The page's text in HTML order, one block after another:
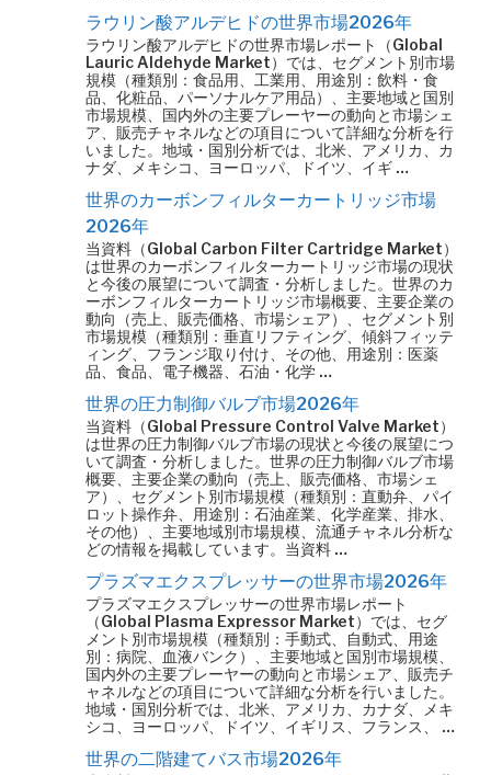
ラウリン酸アルデヒドの世界市場2026年
ラウリン酸アルデヒドの世界市場レポート（Global
Lauric Aldehyde Market）では、セグメント別市場
規模（種類別：食品用、工業用、用途別：飲料・食
品、化粧品、パーソナルケア用品）、主要地域と国別
市場規模、国内外の主要プレーヤーの動向と市場シェ
ア、販売チャネルなどの項目について詳細な分析を行
いました。地域・国別分析では、北米、アメリカ、カ
ナダ、メキシコ、ヨーロッパ、ドイツ、イギ …
世界のカーボンフィルターカートリッジ市場
2026年
当資料（Global Carbon Filter Cartridge Market）
は世界のカーボンフィルターカートリッジ市場の現状
と今後の展望について調査・分析しました。世界のカ
ーボンフィルターカートリッジ市場概要、主要企業の
動向（売上、販売価格、市場シェア）、セグメント別
市場規模（種類別：垂直リフティング、傾斜フィッテ
ィング、フランジ取り付け、その他、用途別：医薬
品、食品、電子機器、石油・化学 …
世界の圧力制御バルブ市場2026年
当資料（Global Pressure Control Valve Market）
は世界の圧力制御バルブ市場の現状と今後の展望につ
いて調査・分析しました。世界の圧力制御バルブ市場
概要、主要企業の動向（売上、販売価格、市場シェ
ア）、セグメント別市場規模（種類別：直動弁、パイ
ロット操作弁、用途別：石油産業、化学産業、排水、
その他）、主要地域別市場規模、流通チャネル分析な
どの情報を掲載しています。当資料 …
プラズマエクスプレッサーの世界市場2026年
プラズマエクスプレッサーの世界市場レポート
（Global Plasma Expressor Market）では、セグ
メント別市場規模（種類別：手動式、自動式、用途
別：病院、血液バンク）、主要地域と国別市場規模、
国内外の主要プレーヤーの動向と市場シェア、販売チ
ャネルなどの項目について詳細な分析を行いました。
地域・国別分析では、北米、アメリカ、カナダ、メキ
シコ、ヨーロッパ、ドイツ、イギリス、フランス、 …
世界の二階建てバス市場2026年